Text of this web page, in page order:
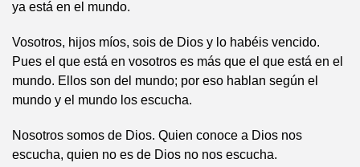
ya está en el mundo.
Vosotros, hijos míos, sois de Dios y lo habéis vencido.
Pues el que está en vosotros es más que el que está en el
mundo. Ellos son del mundo; por eso hablan según el
mundo y el mundo los escucha.
Nosotros somos de Dios. Quien conoce a Dios nos
escucha, quien no es de Dios no nos escucha.